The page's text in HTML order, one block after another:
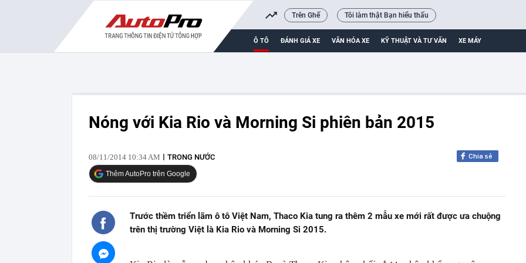
Trên Ghế Tôi làm thật Bạn hiểu thấu
Ô TÔ ĐÁNH GIÁ XE VĂN HÓA XE KỸ THUẬT VÀ TƯ VẤN XE MÁY
Nóng với Kia Rio và Morning Si phiên bản 2015
08/11/2014 10:34 AM TRONG NƯỚC Chia sẻ
Thêm AutoPro trên Google
Trước thềm triển lãm ô tô Việt Nam, Thaco Kia tung ra thêm 2 mẫu xe mới rất được ưa chuộng
trên thị trường Việt là Kia Rio và Morning Si 2015.